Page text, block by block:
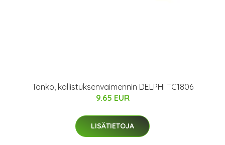
Tanko, kallistuksenvaimennin DELPHI TC1806
9.65 EUR
LISÄTIETOJA